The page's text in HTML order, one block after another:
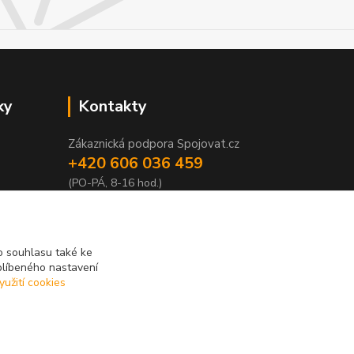
Kontakty
Zákaznická podpora Spojovat.cz
+420 606 036 459
(PO-PÁ, 8-16 hod.)
souhlasu také ke
nastavení
cookies